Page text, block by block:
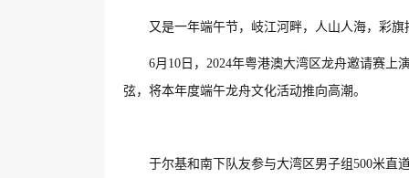
又是一年端午节，岐江河畔，人山人海，彩
6月10日，2024年粤港澳大湾区龙舟邀请赛上
弦，将本年度端午龙舟文化活动推向高潮。
于尔基和南下队友参与大湾区男子组500米直